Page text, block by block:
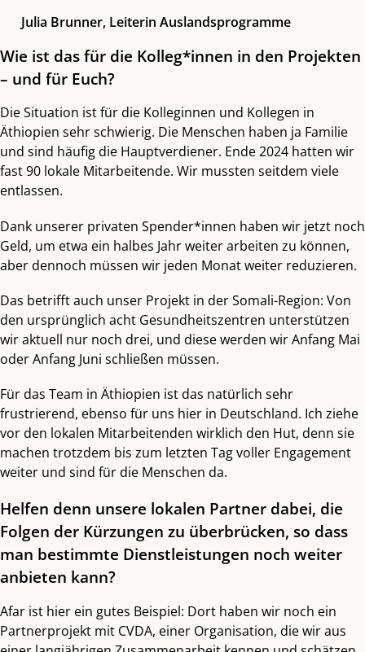
Julia Brunner, Leiterin Auslandsprogramme
Wie ist das für die Kolleg*innen in den Projekten
– und für Euch?
Die Situation ist für die Kolleginnen und Kollegen in
Äthiopien sehr schwierig. Die Menschen haben ja Familie
und sind häufig die Hauptverdiener. Ende 2024 hatten wir
fast 90 lokale Mitarbeitende. Wir mussten seitdem viele
entlassen.
Dank unserer privaten Spender*innen haben wir jetzt noch
Geld, um etwa ein halbes Jahr weiter arbeiten zu können,
aber dennoch müssen wir jeden Monat weiter reduzieren.
Das betrifft auch unser Projekt in der Somali-Region: Von
den ursprünglich acht Gesundheitszentren unterstützen
wir aktuell nur noch drei, und diese werden wir Anfang Mai
oder Anfang Juni schließen müssen.
Für das Team in Äthiopien ist das natürlich sehr
frustrierend, ebenso für uns hier in Deutschland. Ich ziehe
vor den lokalen Mitarbeitenden wirklich den Hut, denn sie
machen trotzdem bis zum letzten Tag voller Engagement
weiter und sind für die Menschen da.
Helfen denn unsere lokalen Partner dabei, die
Folgen der Kürzungen zu überbrücken, so dass
man bestimmte Dienstleistungen noch weiter
anbieten kann?
Afar ist hier ein gutes Beispiel: Dort haben wir noch ein
Partnerprojekt mit CVDA, einer Organisation, die wir aus